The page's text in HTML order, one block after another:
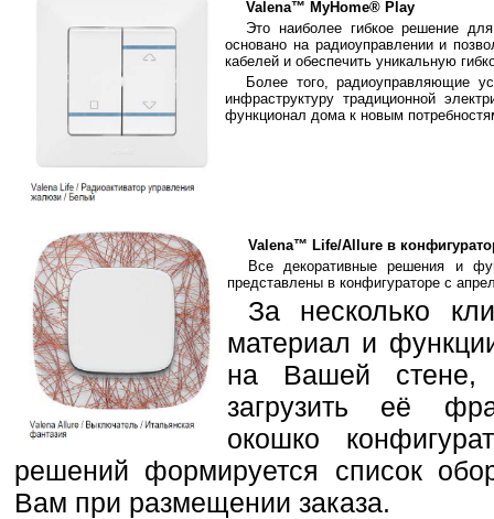
Valena™ MyHome® Play
Это наиболее гибкое решение
основано на радиоуправлении и
кабелей и обеспечить уникальную
Более того, радиоуправляющие
инфраструктуру традиционной
функционал дома к новым
Valena™ Life/Allure в
Все декоративные решения и
представлены в конфигураторе с
За несколько
материал и
на Вашей стене,
загрузить её
окошко
решений формируется список
Вам при размещении заказа.